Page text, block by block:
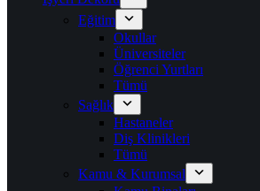
Eğitim
Okullar
Üniversiteler
Öğrenci Yurtları
Tümü
Sağlık
Hastaneler
Diş Klinikleri
Tümü
Kamu & Kurumsal